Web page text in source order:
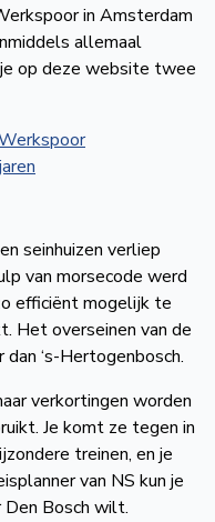
in Amsterdam
allemaal
op deze website twee
seinhuizen verliep
van morsecode werd
efficiënt mogelijk te
Het overseinen van de
‘s-Hertogenbosch.
verkortingen worden
Je komt ze tegen in
treinen, en je
van NS kun je
Den Bosch wilt.